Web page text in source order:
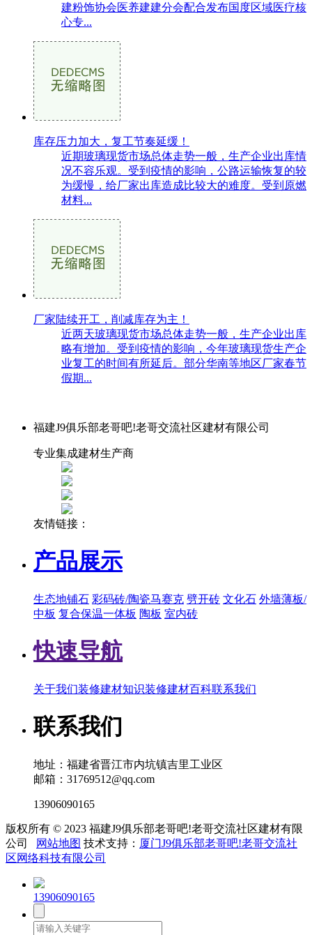
建粉饰协会医养建建分会配合发布国度区域医疗核
心专...
库存压力加大，复工节奏延缓！
近期玻璃现货市场总体走势一般，生产企业出库情
况不容乐观。受到疫情的影响，公路运输恢复的较
为缓慢，给厂家出库造成比较大的难度。受到原燃
材料...
厂家陆续开工，削减库存为主！
近两天玻璃现货市场总体走势一般，生产企业出库
略有增加。受到疫情的影响，今年玻璃现货生产企
业复工的时间有所延后。部分华南等地区厂家春节
假期...
福建J9俱乐部老哥吧!老哥交流社区建材有限公司
专业集成建材生产商
友情链接：
产品展示
生态地铺石 彩码砖/陶瓷马赛克 劈开砖 文化石 外墙薄板/
中板 复合保温一体板 陶板 室内砖
快速导航
关于我们装修建材知识装修建材百科联系我们
联系我们
地址：福建省晋江市内坑镇吉里工业区
邮箱：31769512@qq.com
13906090165
版权所有 © 2023 福建J9俱乐部老哥吧!老哥交流社区建材有限
公司
网站地图 技术支持： 厦门J9俱乐部老哥吧!老哥交流社
区网络科技有限公司
13906090165